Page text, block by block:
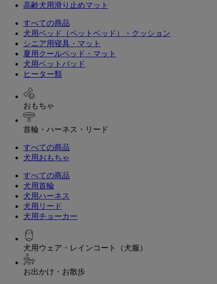
高齢犬用滑り止めマット
すべての商品
犬用ベッド（ペットベッド）・クッション
シニア用寝具・マット
夏用クールベッド・マット
犬用ベットパッド
ヒーター類
おもちゃ
首輪・ハーネス・リード
すべての商品
犬用おもちゃ
すべての商品
犬用首輪
犬用ハーネス
犬用リード
犬用チョーカー
犬用ウェア・レインコート（犬服）
お出かけ・お散歩